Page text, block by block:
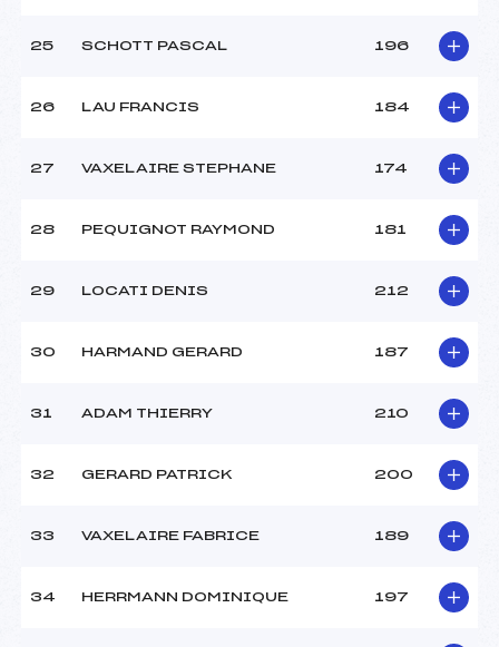
25 SCHOTT PASCAL 196
26 LAU FRANCIS 184
27 VAXELAIRE STEPHANE 174
28 PEQUIGNOT RAYMOND 181
29 LOCATI DENIS 212
30 HARMAND GERARD 187
31 ADAM THIERRY 210
32 GERARD PATRICK 200
33 VAXELAIRE FABRICE 189
34 HERRMANN DOMINIQUE 197